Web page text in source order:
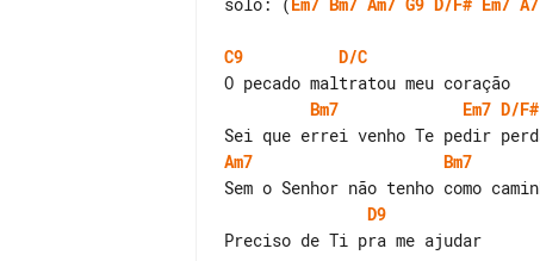
C9
D/C
Bm7
Em7 D/F#
Am7
Bm7
D9
Preciso de Ti pra me ajudar